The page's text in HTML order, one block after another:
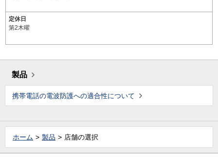
定休日
第2木曜
製品
携帯電話の電波防護への適合性について
ホーム 製品 店舗の選択